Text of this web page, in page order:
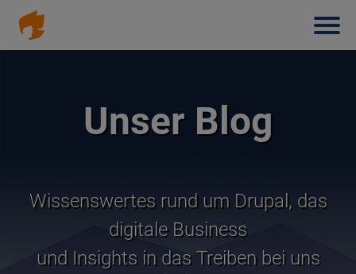
Direkt
zum
Inhalt
Unser Blog
Wissenswertes rund um Drupal, das
digitale Business
und Insights in das Treiben bei uns